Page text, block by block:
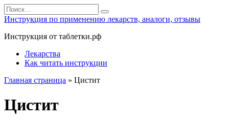
Перейти
к
содержанию
Search
for:
Инструкция по применению лекарств, аналоги, отзывы
Инструкция от таблетки.рф
Лекарства
Как читать инструкции
Главная страница » Цистит
Цистит